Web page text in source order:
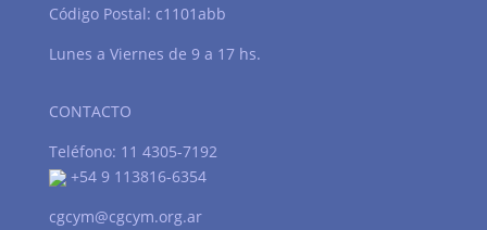
Código Postal: c1101abb
Lunes a Viernes de 9 a 17 hs.
CONTACTO
Teléfono: 11 4305-7192
+54 9 113816-6354
cgcym@cgcym.org.ar